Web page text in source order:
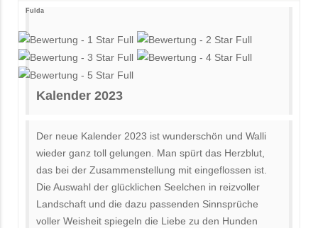
Fulda
Kalender 2023
Der neue Kalender 2023 ist wunderschön und Walli
wieder ganz toll gelungen. Man spürt das Herzblut,
das bei der Zusammenstellung mit eingeflossen ist.
Die Auswahl der glücklichen Seelchen in reizvoller
Landschaft und die dazu passenden Sinnsprüche
voller Weisheit spiegeln die Liebe zu den Hunden